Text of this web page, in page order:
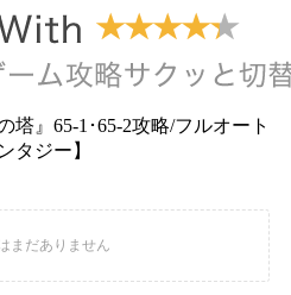
塔』65-1･65-2攻略/フルオート
タジー】